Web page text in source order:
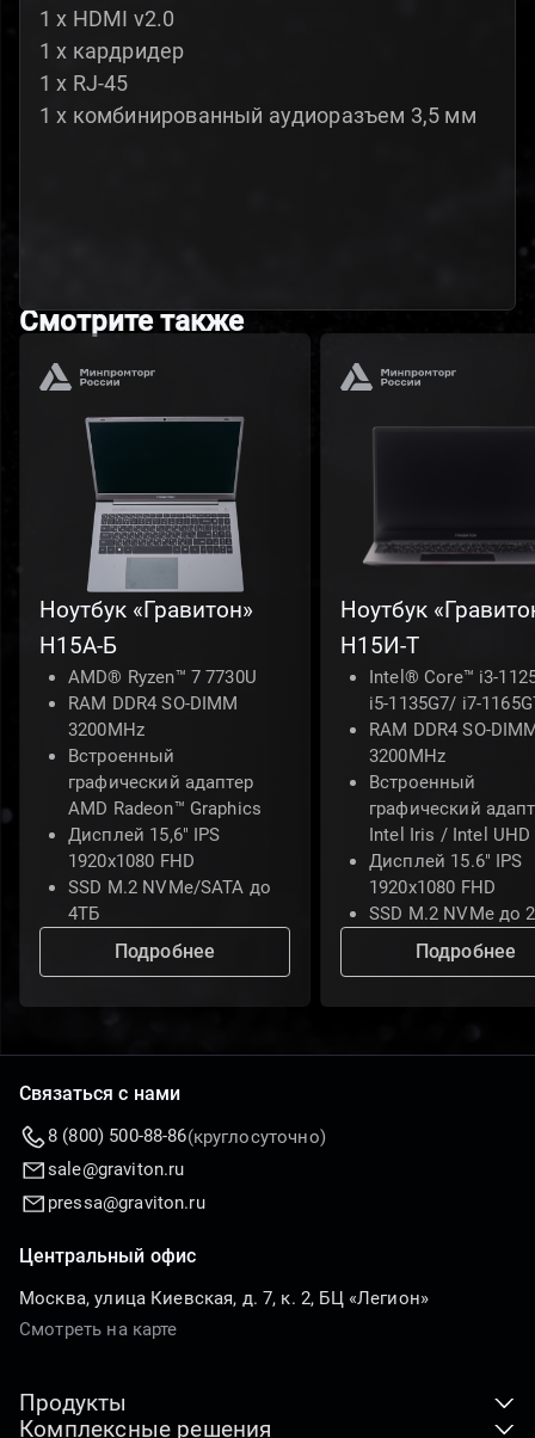
1 x HDMI v2.0
1 x кардридер
1 x RJ-45
1 x комбинированный аудиоразъем 3,5 мм
Смотрите также
Ноутбук «Гравитон»
Н15А-Б
AMD® Ryzen™ 7 7730U
RAM DDR4 SO-DIMM
3200MHz
Встроенный
графический адаптер
AMD Radeon™ Graphics
Дисплей 15,6" IPS
1920x1080 FHD
SSD M.2 NVMe/SATA до
4ТБ
Подробнее
Ноутбук
Н15И-Т
Intel® Core™ i3-
i5-1135G7/ i7-
RAM DDR4 SO-
3200MHz
Встроенный
графический
Intel Iris / Intel UHD
Дисплей 15.6" IPS
1920x1080 FHD
SSD M.2 NVMe до
Подробнее
Центральный офис
Москва, улица Киевская, д. 7, к. 2, БЦ «Легион»
Смотреть на карте
Связаться с нами
8 (800) 500-88-86(круглосуточно)
sale@graviton.ru
pressa@graviton.ru
Продукты
Клиентские устройства
Комплексные решения